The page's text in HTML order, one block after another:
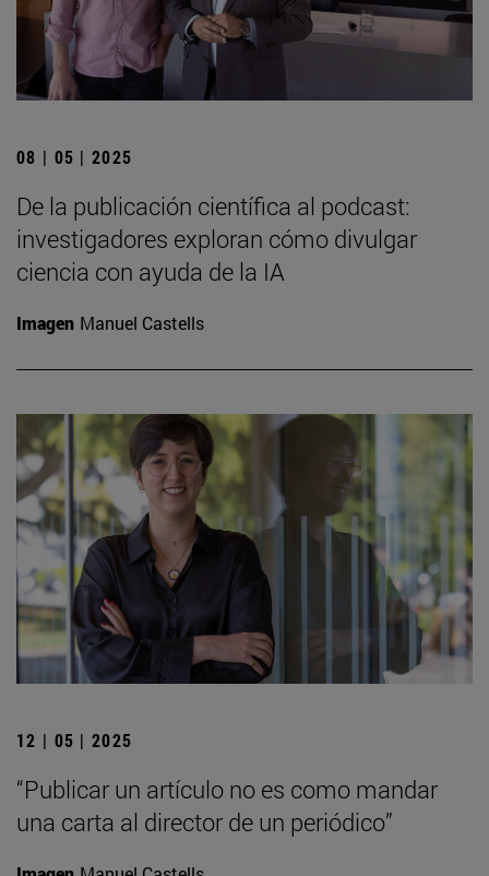
08 | 05 | 2025
De la publicación científica al podcast:
investigadores exploran cómo divulgar
ciencia con ayuda de la IA
Imagen Manuel Castells
12 | 05 | 2025
“Publicar un artículo no es como mandar
una carta al director de un periódico”